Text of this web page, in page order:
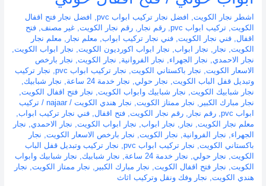
اشطر نجار الكويت, افضل نجار تركيب ابواب pvc ,
افضل نجار فتح اقفال
الكويت, تركيب ابواب pvc , رقم نجار رقم نجار الكويت, غير مصنف, فتح
اقفال فني نجار الكويت, فني نجار تركيب ابواب, معلم نجار
معلم نجار
الكويت, نجار نجار ابواب, نجار ابواب اكورديون الكويت, نجار ابواب الكويت,
نجار الاحمدي
نجار الجهراء نجار الفروانية نجار الكويت, نجار بارخص
الاسعار الكويت, نجار باكستاني الكويت, نجار تركيب ابواب pvc , نجار تركيب
وتبديل قفل الباب الكويت, نجار حولي نجار خدمة 24 ساعة نجار شبابيك
نجار شبابيك الكويت, نجار شبابيك وابواب الكويت, نجار فتح اقفال الكويت,
نجار مبارك الكبير
نجار ممتاز الكويت, نجار هندي الكويت/
najaar
/ تركيب
ابواب pvc
, رقم نجار رقم نجار الكويت, فتح اقفال فني نجار تركيب ابواب,
معلم نجار الكويت, نجار نجار ابواب, نجار ابواب الكويت, نجار الاحمدي
نجار
الجهراء
نجار الفروانية نجار الكويت, نجار بارخص الاسعار الكويت, نجار
باكستاني الكويت, نجار تركيب ابواب pvc , نجار تركيب وتبديل قفل الباب
الكويت, نجار حولي نجار خدمة 24 ساعة نجار شبابيك
نجار شبابيك وابواب
الكويت, نجار فتح اقفال الكويت, نجار مبارك الكبير نجار ممتاز الكويت, نجار
هندي الكويت, نجار وفك ونقل وتركيب اثاث